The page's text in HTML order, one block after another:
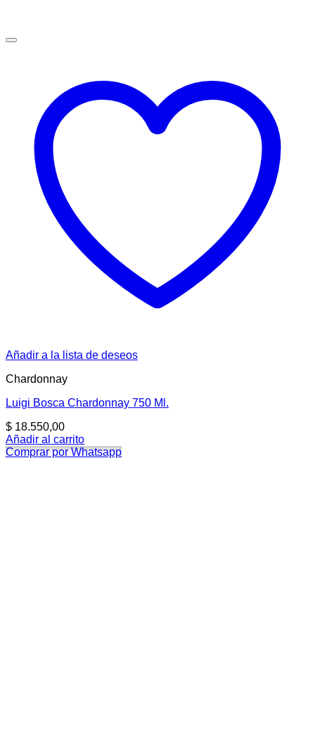
Añadir a la lista de deseos
Chardonnay
Luigi Bosca Chardonnay 750 Ml.
$ 18.550,00
Añadir al carrito
Comprar por Whatsapp